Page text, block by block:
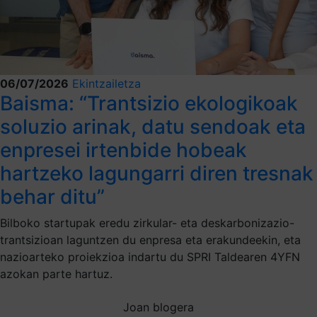
06/07/2026 Ekintzailetza
Baisma: “Trantsizio ekologikoak
soluzio arinak, datu sendoak eta
enpresei irtenbide hobeak
hartzeko lagungarri diren tresnak
behar ditu”
Bilboko startupak eredu zirkular- eta deskarbonizazio-
trantsizioan laguntzen du enpresa eta erakundeekin, eta
nazioarteko proiekzioa indartu du SPRI Taldearen 4YFN
azokan parte hartuz.
Joan blogera